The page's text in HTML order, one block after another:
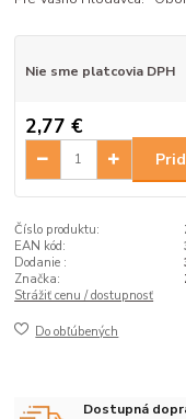
Nie sme platcovia DPH
2,77 €
Číslo produktu:
EAN kód:
Dodanie :
Značka:
Strážiť cenu / dostupnosť
Do obľúbených
Dostupná